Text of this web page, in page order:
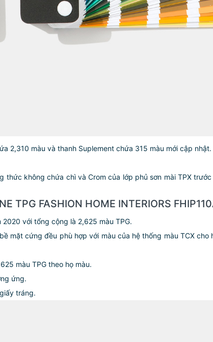
2,310 màu và thanh Suplement chứa 315 màu mới cập nhật.
thức không chứa chì và Crom của lớp phủ sơn mài TPX
TPG FASHION HOME INTERIORS
2020 với tổng cộng là 2,625 màu TPG.
mặt cứng đều phù hợp với màu của hệ thống màu TCX
màu TPG theo họ màu.
ứng.
tráng.